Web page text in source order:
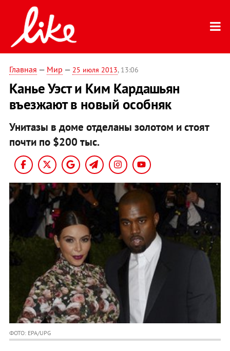
Главная — Мир — 25 июля 2013, 13:06
Канье Уэст и Ким Кардашьян
въезжают в новый особняк
Унитазы в доме отделаны золотом и стоят
почти по $200 тыс.
ФОТО: EPA/UPG